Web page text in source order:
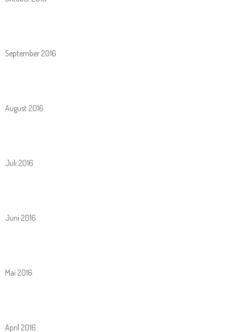
September 2016
August 2016
Juli 2016
Juni 2016
Mai 2016
April 2016